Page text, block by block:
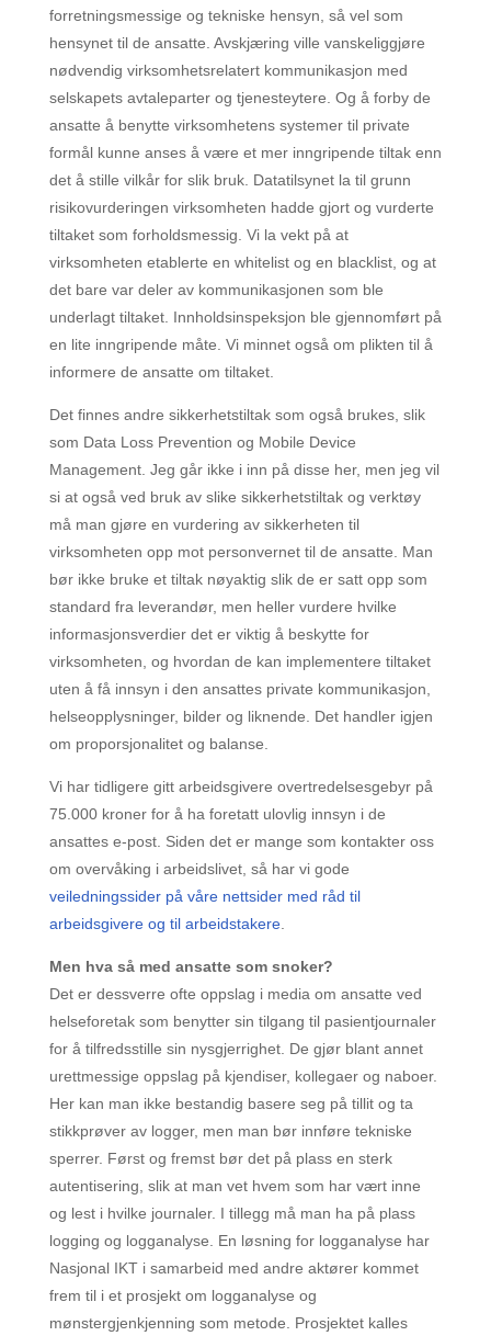
forretningsmessige og tekniske hensyn, så vel som
hensynet til de ansatte. Avskjæring ville vanskeliggjøre
nødvendig virksomhetsrelatert kommunikasjon med
selskapets avtaleparter og tjenesteytere. Og å forby de
ansatte å benytte virksomhetens systemer til private
formål kunne anses å være et mer inngripende tiltak enn
det å stille vilkår for slik bruk. Datatilsynet la til grunn
risikovurderingen virksomheten hadde gjort og vurderte
tiltaket som forholdsmessig. Vi la vekt på at
virksomheten etablerte en whitelist og en blacklist, og at
det bare var deler av kommunikasjonen som ble
underlagt tiltaket. Innholdsinspeksjon ble gjennomført på
en lite inngripende måte. Vi minnet også om plikten til å
informere de ansatte om tiltaket.
Det finnes andre sikkerhetstiltak som også brukes, slik
som Data Loss Prevention og Mobile Device
Management. Jeg går ikke i inn på disse her, men jeg vil
si at også ved bruk av slike sikkerhetstiltak og verktøy
må man gjøre en vurdering av sikkerheten til
virksomheten opp mot personvernet til de ansatte. Man
bør ikke bruke et tiltak nøyaktig slik de er satt opp som
standard fra leverandør, men heller vurdere hvilke
informasjonsverdier det er viktig å beskytte for
virksomheten, og hvordan de kan implementere tiltaket
uten å få innsyn i den ansattes private kommunikasjon,
helseopplysninger, bilder og liknende. Det handler igjen
om proporsjonalitet og balanse.
Vi har tidligere gitt arbeidsgivere overtredelsesgebyr på
75.000 kroner for å ha foretatt ulovlig innsyn i de
ansattes e-post. Siden det er mange som kontakter oss
om overvåking i arbeidslivet, så har vi gode
veiledningssider på våre nettsider med råd til
arbeidsgivere og til arbeidstakere.
Men hva så med ansatte som snoker?
Det er dessverre ofte oppslag i media om ansatte ved
helseforetak som benytter sin tilgang til pasientjournaler
for å tilfredsstille sin nysgjerrighet. De gjør blant annet
urettmessige oppslag på kjendiser, kollegaer og naboer.
Her kan man ikke bestandig basere seg på tillit og ta
stikkprøver av logger, men man bør innføre tekniske
sperrer. Først og fremst bør det på plass en sterk
autentisering, slik at man vet hvem som har vært inne
og lest i hvilke journaler. I tillegg må man ha på plass
logging og logganalyse. En løsning for logganalyse har
Nasjonal IKT i samarbeid med andre aktører kommet
frem til i et prosjekt om logganalyse og
mønstergjenkjenning som metode. Prosjektet kalles